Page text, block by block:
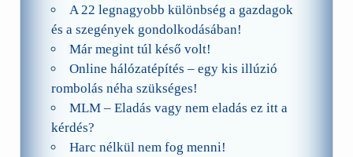
A 22 legnagyobb különbség a gazdagok
és a szegények gondolkodásában!
Már megint túl késő volt!
Online hálózatépítés – egy kis illúzió
rombolás néha szükséges!
MLM – Eladás vagy nem eladás ez itt a
kérdés?
Harc nélkül nem fog menni!